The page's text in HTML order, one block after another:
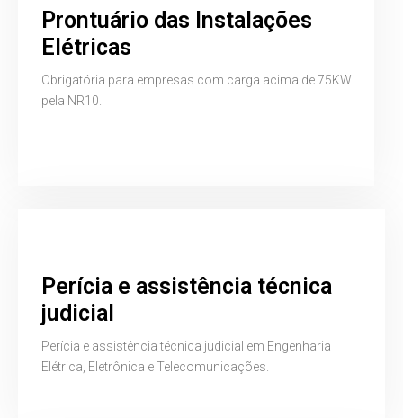
Prontuário das Instalações
Elétricas
Obrigatória para empresas com carga acima de 75KW
pela NR10.
Perícia e assistência técnica
judicial
Perícia e assistência técnica judicial em Engenharia
Elétrica, Eletrônica e Telecomunicações.